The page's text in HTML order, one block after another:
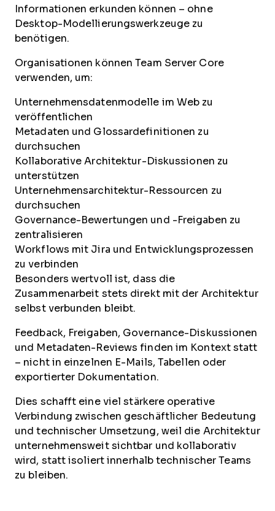
Informationen erkunden können – ohne
Desktop-Modellierungswerkzeuge zu
benötigen.
Organisationen können Team Server Core
verwenden, um:
Unternehmensdatenmodelle im Web zu
veröffentlichen
Metadaten und Glossardefinitionen zu
durchsuchen
Kollaborative Architektur-Diskussionen zu
unterstützen
Unternehmensarchitektur-Ressourcen zu
durchsuchen
Governance-Bewertungen und -Freigaben zu
zentralisieren
Workflows mit Jira und Entwicklungsprozessen
zu verbinden
Besonders wertvoll ist, dass die
Zusammenarbeit stets direkt mit der Architektur
selbst verbunden bleibt.
Feedback, Freigaben, Governance-Diskussionen
und Metadaten-Reviews finden im Kontext statt
– nicht in einzelnen E-Mails, Tabellen oder
exportierter Dokumentation.
Dies schafft eine viel stärkere operative
Verbindung zwischen geschäftlicher Bedeutung
und technischer Umsetzung, weil die Architektur
unternehmensweit sichtbar und kollaborativ
wird, statt isoliert innerhalb technischer Teams
zu bleiben.